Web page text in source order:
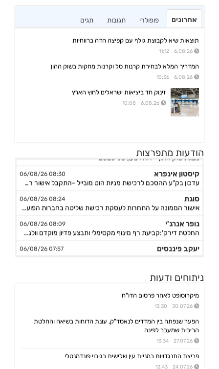
אחרונים פופולרי תגובות תגים
תוצאות שיא לקבוצת גולף עם קפיצה חדה ברווחיות
6.08.26 11:12
המדריך המלא לבחירת קרנות סל וקרנות מחקות בשוק ההון
6.08.26 10:36
זינוק חד ביציאות ישראלים לחוץ הארץ
6.08.26 10:08
הודעות מתפרצות
מצגת שוק ההון - דוח רבעון שני 2026
קיסטון אינפרא 08:30 06/08/26
עדכון בק"ע ההסכם לרכישת מניות הוט מובייל -התקבל אישור רשות התחרות לביצוע העסקה
סוגת 08:24 06/08/26
אישור הממונה על התחרות לעסקת רכישת שליטה בחברות הפועלות בתחום של משקאות חריפים ומזון מצונן ,המשך מ-4
נופר אנרג'י 08:09 06/08/26
החלטת דירק':קביעת רף מינוף מקסימלי ותבצע פדיון מוקדם וולנטרי של אגח א ו-ה
יעקב פיננסים 07:57 06/08/26
מצגת משקיעים רבעון שני לשנת 2026
התקשרות בהסכם לרכישת חברת נפט וגז תמורת 54.25מ'$
פינרג'י
תאת טכנולוגיות 14:17 05/08/26
6K -מצגת משקיעים - אוגוסט 2026
אנשי העיר,רוטשטיין
ניתוחים ודעות
מיקרוסופט לאחר פרסום הדו"ח
30.07.26 13:30
הפער שנפתח בין המדדים לנאסד"ק, עונת הדוחות בשיאה והחלטת
הריבית שמעבר לפינה
27.07.26 13:34
פריצת התנגדויות במניית עין שלישית בגיבוי פונדמנטלי
24.07.26 12:43